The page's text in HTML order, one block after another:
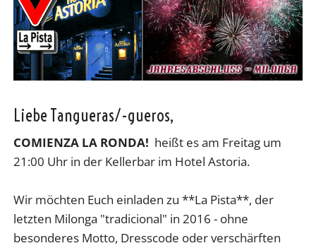
Liebe Tangueras/-gueros,
COMIENZA LA RONDA! heißt es am Freitag um
21:00 Uhr in der Kellerbar im Hotel Astoria.
Wir möchten Euch einladen zu **La Pista**, der
letzten Milonga "tradicional" in 2016 - ohne
besonderes Motto, Dresscode oder verschärften